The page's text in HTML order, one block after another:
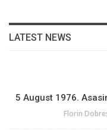
LATEST NEWS
5 August 1976.
Florin